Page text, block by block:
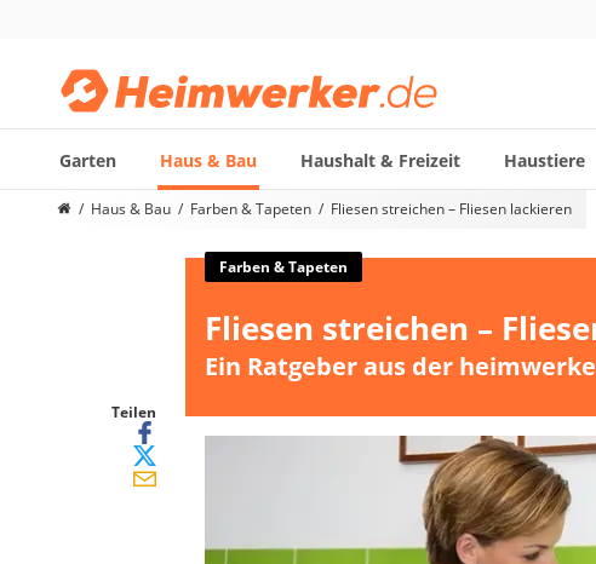
Garten Haus & Bau Haushalt & Freizeit Haustiere
Die beliebtesten Vergleiche nach Kategorie
Außenleuchte mit Kamera
Smart-Home-Rauchmelder
Überwachungskameras außen
Regendusche
Reizstromgerät
Haus & Bau Farben & Tapeten Fliesen streichen – Fliesen lackieren
Teilen
Farben & Tapeten
Fliesen streichen –
Ein Ratgeber aus der